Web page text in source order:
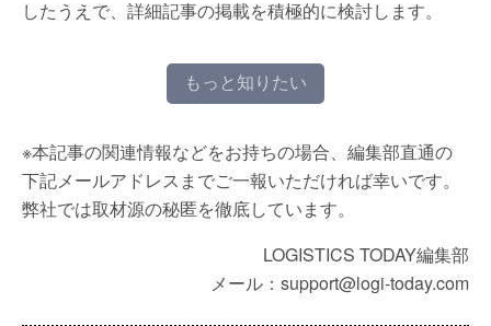
したうえで、詳細記事の掲載を積極的に検討します。
もっと知りたい
※本記事の関連情報などをお持ちの場合、編集部直通の
下記メールアドレスまでご一報いただければ幸いです。
弊社では取材源の秘匿を徹底しています。
LOGISTICS TODAY編集部
メール：support@logi-today.com